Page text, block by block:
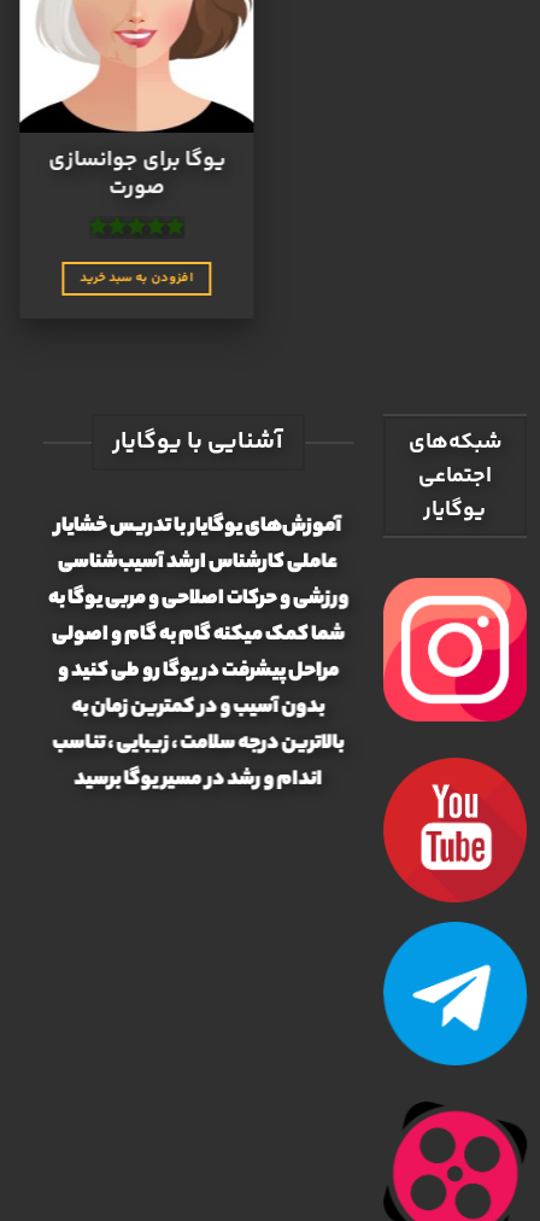
یوگا برای جوانسازی
صورت
افزودن به سبد خرید
شبکه‌های
اجتماعی
یوگایار
آشنایی با یوگایار
آموزش‌های یوگایار با تدریس خشایار
عاملی کارشناس ارشد آسیب‌شناسی
ورزشی و حرکات اصلاحی و مربی یوگا به
شما کمک میکنه گام به گام و اصولی
مراحل پیشرفت در یوگا رو طی کنید و
بدون آسیب و در کمترین زمان به
بالاترین درجه سلامت ، زیبایی ، تناسب
اندام و رشد در مسیر یوگا برسید